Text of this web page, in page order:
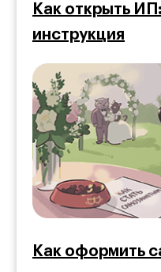
Как оформить
Как открыть
инструкция